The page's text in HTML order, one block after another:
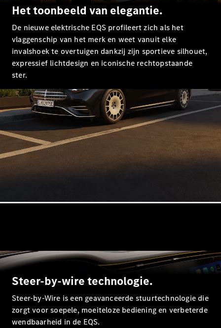
Berline
Elektrisch
EQS
Berline
Elektrisch
E-Klasse
Berline
S-Klasse
S-Klasse
Mercedes-
Maybach S-
Klasse
Configurator
Mercedes-
Benz Online
Showroom
Alle SUVs
EQA
EQE
SUV
Elektrisch
EQS
SUV
Elektrisch
Mercedes-
Het toonbeeld van elegantie.
De nieuwe elektrische EQS profileert zich als het
vlaggenschip van het merk en weet vanuit elke
invalshoek te overtuigen dankzij zijn sportieve silhouet,
expressief lichtdesign en iconische rechtopstaande
ster.
Steer-by-wire technologie.
Steer-by-Wire is een geavanceerde stuurtechnologie die
zorgt voor soepele, moeiteloze bediening en verbeterde
wendbaarheid in de EQS.